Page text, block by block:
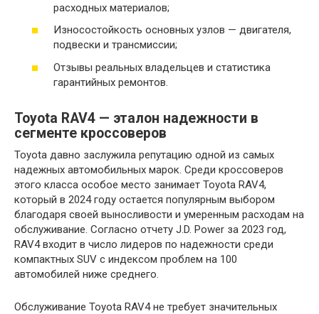
расходных материалов;
Износостойкость основных узлов — двигателя,
подвески и трансмиссии;
Отзывы реальных владельцев и статистика
гарантийных ремонтов.
Toyota RAV4 — эталон надежности в
сегменте кроссоверов
Toyota давно заслужила репутацию одной из самых
надежных автомобильных марок. Среди кроссоверов
этого класса особое место занимает Toyota RAV4,
который в 2024 году остается популярным выбором
благодаря своей выносливости и умеренным расходам на
обслуживание. Согласно отчету J.D. Power за 2023 год,
RAV4 входит в число лидеров по надежности среди
компактных SUV с индексом проблем на 100
автомобилей ниже среднего.
Обслуживание Toyota RAV4 не требует значительных